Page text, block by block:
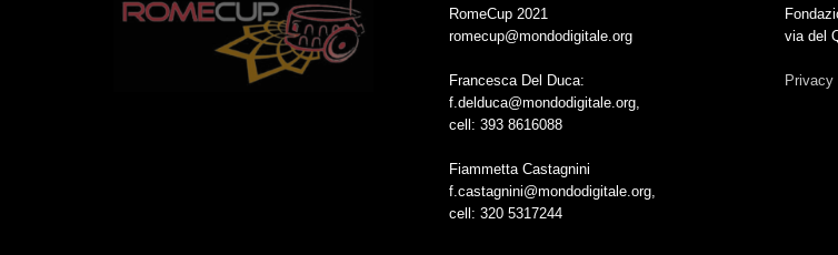
RomeCup 2021
romecup@mondodigitale.org
Francesca Del Duca:
f.delduca@mondodigitale.org,
cell: 393 8616088
Fiammetta Castagnini
f.castagnini@mondodigitale.org,
cell: 320 5317244
via del
Privacy